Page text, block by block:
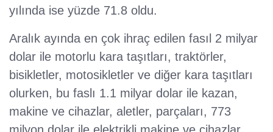
yılında ise yüzde 71.8 oldu.
Aralık ayında en çok ihraç edilen fasıl 2 milyar
dolar ile motorlu kara taşıtları, traktörler,
bisikletler, motosikletler ve diğer kara taşıtları
olurken, bu faslı 1.1 milyar dolar ile kazan,
makine ve cihazlar, aletler, parçaları, 773